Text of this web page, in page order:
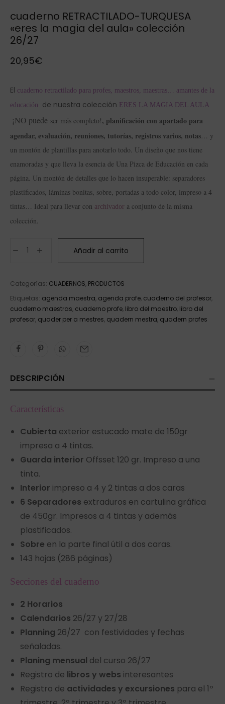
cuaderno RETRACTILADO-TURQUESA
«eres la magia del aula» colección
26/27
20,95€
El cuaderno retractilado para profes, maestros, maestras… amantes de la
educación
de nuestra colección ERES LA MAGIA DEL AULA
¡NO puede ser más completo!, planificación con apartado para
agendar, evaluación, reuniones, tutorías, registros varios, notas … y
un montón de plantillas para anotarlo todo. Un diseño que nos tiene
enamoradas y que lleva la esencia de Una Pizca de Educación en cada
página. Un montón de detalles que lo hacen insuperable: separadores
plastificados, láminas bonitas, sobre, portadas a todo color, impreso a 4
tintas… Ideal para llevar con archivador a conjunto de la misma
colección.
Añadir al carrito
Categorías: CUADERNOS, PRODUCTOS
Etiquetas: agenda maestra, agenda profe, cuaderno del profesor,
cuaderno maestras, cuaderno profe, libro del maestro, libro del
profesor, quader per a mestres, quadern mestra, quadern profes
DESCRIPCIÓN
Características
Cubierta exterior estucado mate de 150gr
impresa a 4 tintas.
Guarda interior Offsset 120 gr. Impreso a una
tinta.
Interior impreso a 4 y 2 tintas a dos caras
6 Separadores extraduros en cartulina gráfica
de 450gr. Impresos a 4 tintas y además
plastificados.
Sobre en la parte final útil a dos caras.
143 hojas (286 páginas)
Secciones del cuaderno
2 Horarios
Calendarios 26/27 y 27/28
Planning 26/27 con festividades y fechas
señaladas.
Planing mensual del curso 26/27
Registro de libros y webs interesantes
Registro de actividades y excursiones para el 1º